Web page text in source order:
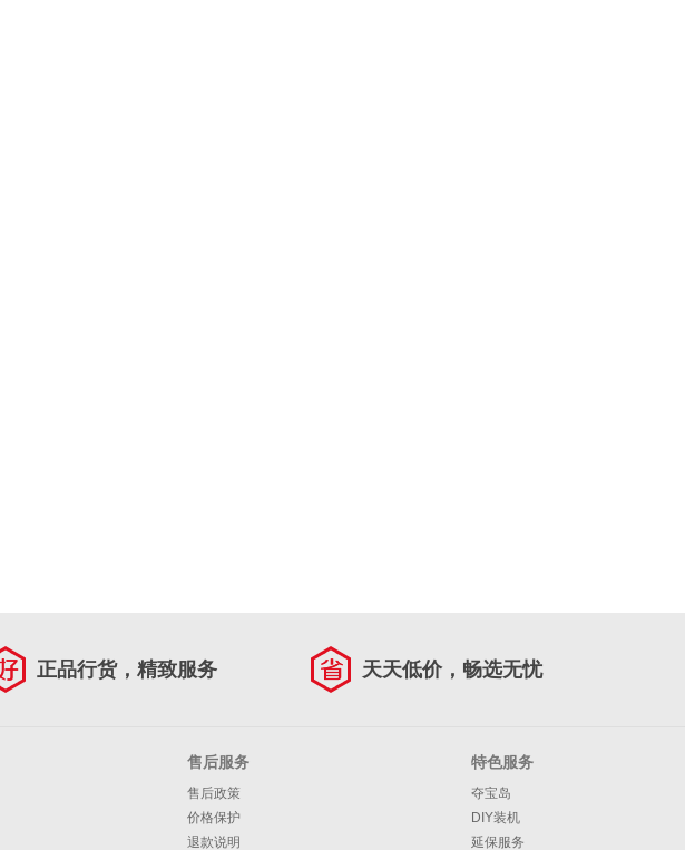
正品行货，精致服务 天天低价，畅选无忧
售后服务
售后政策
价格保护
退款说明
特色服务
夺宝岛
DIY装机
延保服务